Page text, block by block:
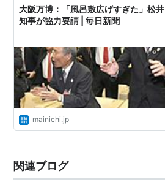
大阪万博：「風呂敷広げすぎた」松井
知事が協力要請 | 毎日新聞
mainichi.jp
関連ブログ